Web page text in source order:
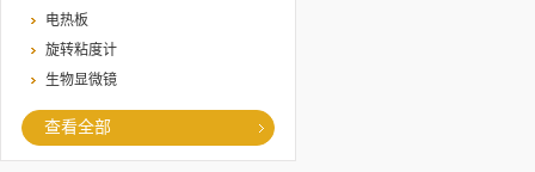
电热板
旋转粘度计
生物显微镜
查看全部